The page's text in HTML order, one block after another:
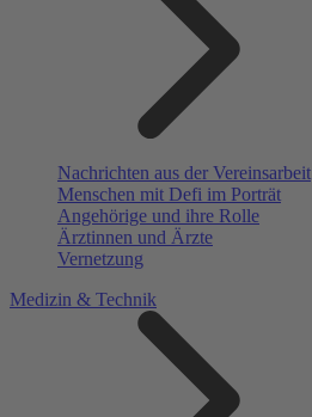
Nachrichten aus der Vereinsarbeit
Menschen mit Defi im Porträt
Angehörige und ihre Rolle
Ärztinnen und Ärzte
Vernetzung
Medizin & Technik